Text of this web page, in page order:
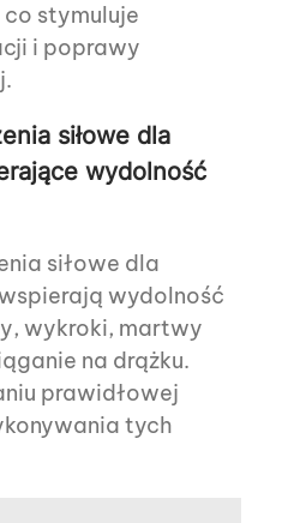
stymuluje
i poprawy
siłowe dla
wydolność
siłowe dla
wydolność
wykroki, martwy
na drążku.
prawidłowej
tych